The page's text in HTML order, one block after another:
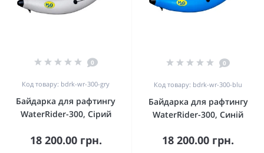
0
Код товару: bdrk-wr-300-gry
Байдарка для рафтингу
WaterRider-300, Сірий
18 200.00 грн.
0
Код товару: bdrk-wr-300-blu
Байдарка для рафтингу
WaterRider-300, Синій
18 200.00 грн.